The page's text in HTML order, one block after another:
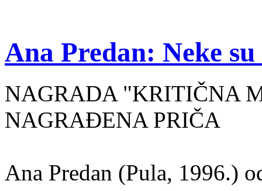
Ana Predan: Neke
NAGRADA "KRITIČNA
NAGRAĐENA PRIČA
Ana Predan (Pula, 1996.)